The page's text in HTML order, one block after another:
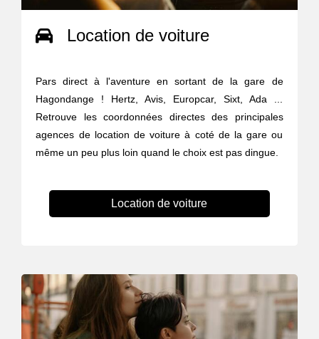
Location de voiture
Pars direct à l'aventure en sortant de la gare de
Hagondange ! Hertz, Avis, Europcar, Sixt, Ada ...
Retrouve les coordonnées directes des principales
agences de location de voiture à coté de la gare ou
même un peu plus loin quand le choix est pas dingue.
Location de voiture